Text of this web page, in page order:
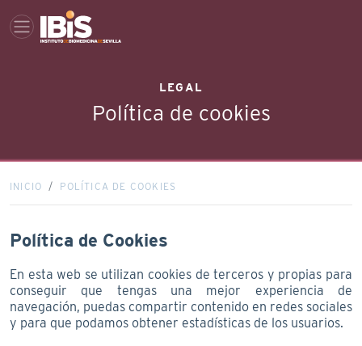
LEGAL
Política de cookies
INICIO POLÍTICA DE COOKIES
Política de Cookies
En esta web se utilizan cookies de terceros y propias para
conseguir que tengas una mejor experiencia de
navegación, puedas compartir contenido en redes sociales
y para que podamos obtener estadísticas de los usuarios.